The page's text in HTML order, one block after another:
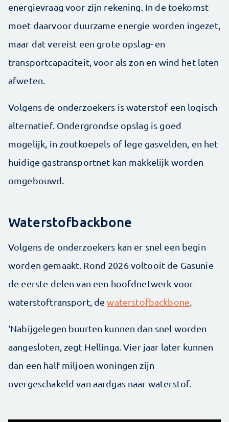
energievraag voor zijn rekening. In de toekomst
moet daarvoor duurzame energie worden ingezet,
maar dat vereist een grote opslag- en
transportcapaciteit, voor als zon en wind het laten
afweten.
Volgens de onderzoekers is waterstof een logisch
alternatief. Ondergrondse opslag is goed
mogelijk, in zoutkoepels of lege gasvelden, en het
huidige gastransportnet kan makkelijk worden
omgebouwd.
Waterstofbackbone
Volgens de onderzoekers kan er snel een begin
worden gemaakt. Rond 2026 voltooit de Gasunie
de eerste delen van een hoofdnetwerk voor
waterstoftransport, dewaterstofbackbone
‘Nabijgelegen buurten kunnen dan snel worden
aangesloten, zegt Hellinga. Vier jaar later kunnen
dan een half miljoen woningen zijn
overgeschakeld van aardgas naar waterstof.